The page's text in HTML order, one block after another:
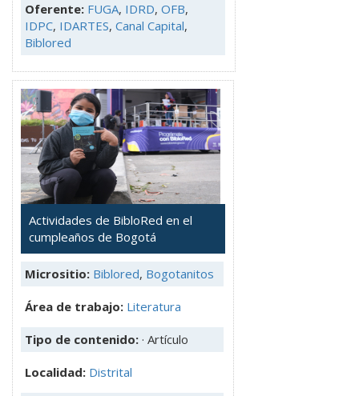
Oferente: FUGA, IDRD, OFB,
IDPC, IDARTES, Canal Capital,
Biblored
Actividades de BibloRed en el
cumpleaños de Bogotá
Micrositio: Biblored, Bogotanitos
Área de trabajo: Literatura
Tipo de contenido: · Artículo
Localidad: Distrital